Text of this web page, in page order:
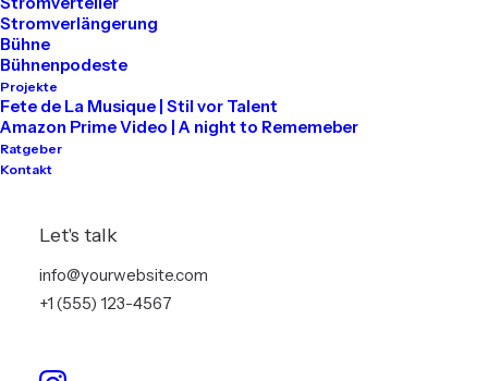
Stromverlängerung
Bühne
Bühnenpodeste
Projekte
Fete de La Musique | Stil vor Talent
Amazon Prime Video | A night to Rememeber
Ratgeber
Kontakt
Let's talk
info@yourwebsite.com
+1 (555) 123-4567
12013 Berlin
Mieten
Tontechnik
Videotechnik